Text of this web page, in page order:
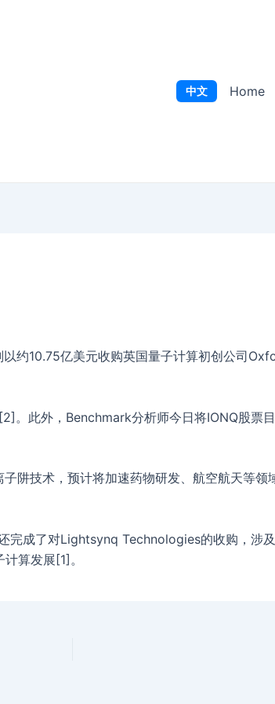
中文 Home
约10.75亿美元收购英国量子计算初创公司
。此外，Benchmark分析师今日将IONQ股票
阱技术，预计将加速药物研发、航空航天等
完成了对Lightsynq Technologies的收购，涉
算发展[1]。